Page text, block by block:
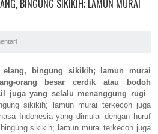
BINGUNG SIKIKIH; LAMUN MURAI
elang, bingung sikikih; lamun murai
orang besar cerdik atau bodoh
juga yang selalu menanggung rugi.
sikikih; lamun murai terkecoh juga
Indonesia yang dimulai dengan huruf
sikikih; lamun murai terkecoh juga